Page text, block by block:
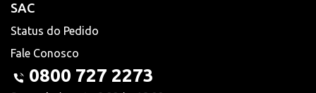
SAC
Status do Pedido
Fale Conosco
0800 727 2273